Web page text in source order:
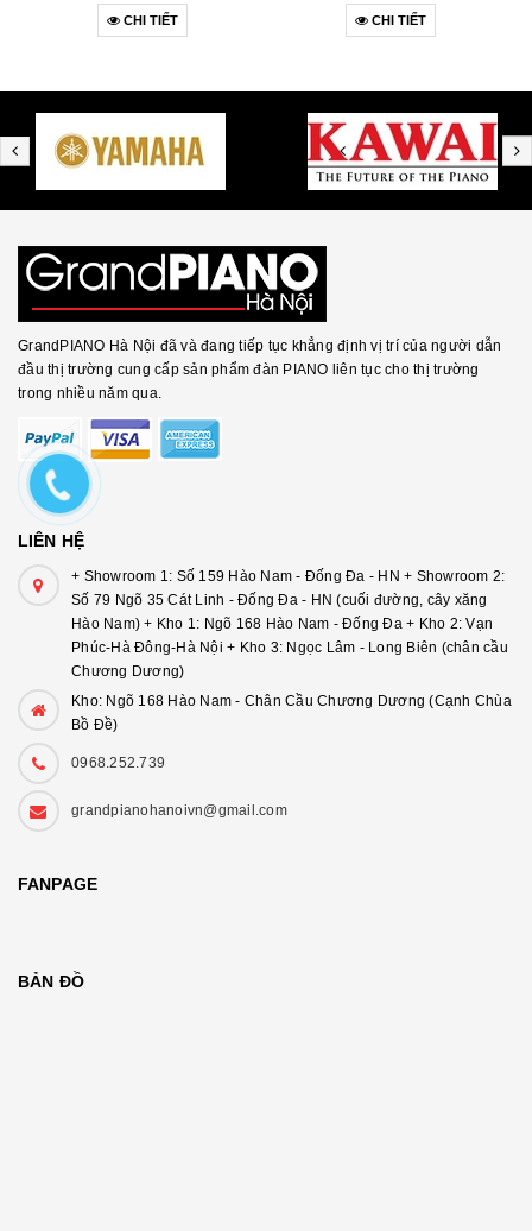
CHI TIẾT CHI TIẾT
GrandPIANO Hà Nội đã và đang tiếp tục khẳng định vị trí của người dẫn
đầu thị trường cung cấp sản phẩm đàn PIANO liên tục cho thị trường
trong nhiều năm qua.
LIÊN HỆ
+ Showroom 1: Số 159 Hào Nam - Đống Đa - HN + Showroom 2:
Số 79 Ngõ 35 Cát Linh - Đống Đa - HN (cuối đường, cây xăng
Hào Nam) + Kho 1: Ngõ 168 Hào Nam - Đống Đa + Kho 2: Vạn
Phúc-Hà Đông-Hà Nội + Kho 3: Ngọc Lâm - Long Biên (chân cầu
Chương Dương)
Kho: Ngõ 168 Hào Nam - Chân Cầu Chương Dương (Cạnh Chùa
Bồ Đề)
0968.252.739
grandpianohanoivn@gmail.com
FANPAGE
BẢN ĐỒ